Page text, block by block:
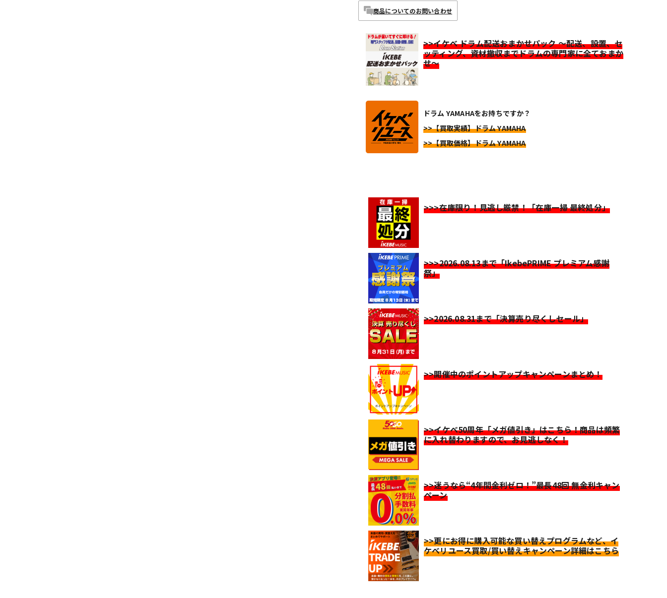
商品についてのお問い合わせ
>>イケベ ドラム配送おまかせパック ～配送、設置、セ
ッティング、資材撤収までドラムの専門家に全ておまか
せ～
ドラム YAMAHAをお持ちですか？
>>【買取実績】ドラム YAMAHA
>>【買取価格】ドラム YAMAHA
>>>在庫限り！見逃し厳禁！「在庫一掃 最終処分」
>>>2026.08.13まで「IkebePRIME プレミアム感謝
祭」
>>2026.08.31まで「決算売り尽くしセール」
>>開催中のポイントアップキャンペーンまとめ！
>>イケベ50周年「メガ値引き」はこちら！商品は頻繁
に入れ替わりますので、お見逃しなく！
>>迷うなら“4年間金利ゼロ！”最長48回 無金利キャン
ペーン
>>更にお得に購入可能な買い替えプログラムなど、イ
ケベリユース買取/買い替えキャンペーン詳細はこちら